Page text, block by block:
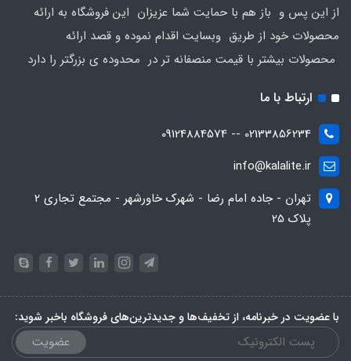
از این پس و باز هم با حمایت شما عزیزان این فروشگاه به ارائه
محصولات خود از طریق وبسایت اقدام نموده و قصد ارائه
محصولات بیشتر با قیمت منصفانه تر در محدوده ی بزرگتر را دارد
ارتباط با ما
02133856234 -- 09124884574
info@kalalite.ir
تهران - جاده امام رضا - شهرک خاورشهر - مجتمع تجاری 2
پلاک 25
با عضویت در خبرنامه، از تخفیف‌ها و جدیدترین‌های فروشگاه باخبر شوید:
عضویت